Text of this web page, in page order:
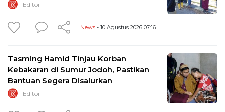
Editor
News - 10 Agustus 2026 07:16
Tasming Hamid Tinjau Korban
Kebakaran di Sumur Jodoh, Pastikan
Bantuan Segera Disalurkan
Editor